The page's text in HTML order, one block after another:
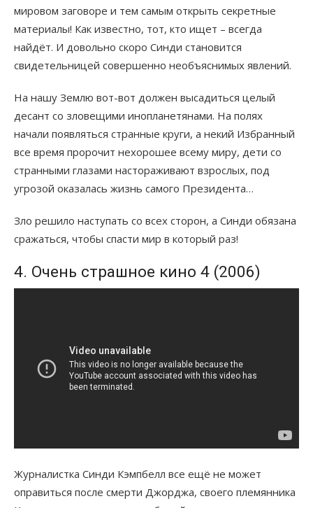
мировом заговоре и тем самым открыть секретные
материалы! Как известно, тот, кто ищет – всегда
найдёт. И довольно скоро Синди становится
свидетельницей совершенно необъяснимых явлений.
На нашу Землю вот-вот должен высадиться целый
десант со зловещими инопланетянами. На полях
начали появляться странные круги, а некий Избранный
все время пророчит нехорошее всему миру, дети со
странными глазами настораживают взрослых, под
угрозой оказалась жизнь самого Президента…
Зло решило наступать со всех сторон, а Синди обязана
сражаться, чтобы спасти мир в который раз!
4. Очень страшное кино 4 (2006)
Журналистка Синди Кэмпбелл все ещё не может
оправиться после смерти Джорджа, своего племянника